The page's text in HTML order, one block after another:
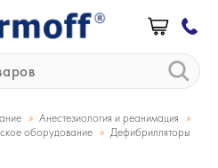
» Анестезиология и реанимация »
оборудование » Дефибрилляторы